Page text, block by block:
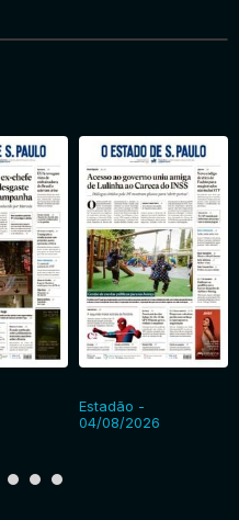
Estadão -
04/08/2026